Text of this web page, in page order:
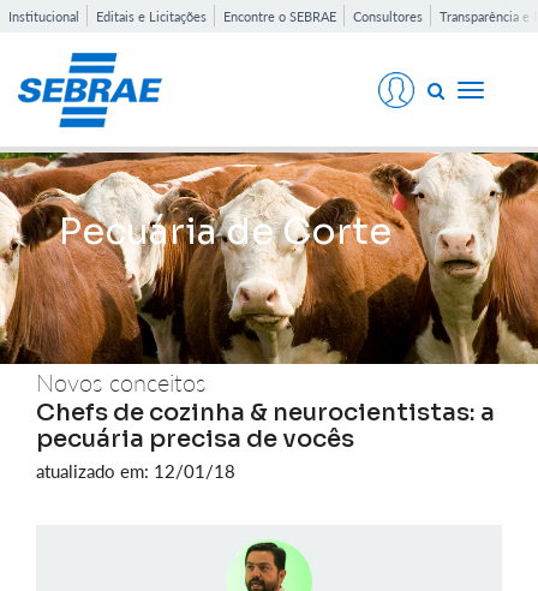
Institucional Editais e Licitações Encontre o SEBRAE Consultores Transparência e
Toggle
Pecuária de Corte
Novos conceitos
Chefs de cozinha & neurocientistas: a
pecuária precisa de vocês
atualizado em: 12/01/18